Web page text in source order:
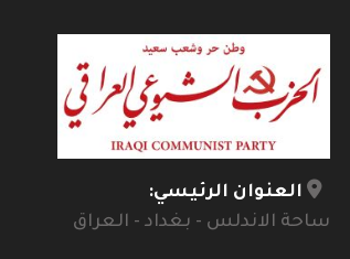
العنوان الرئيسي:
ساحة الاندلس - بغداد - العراق